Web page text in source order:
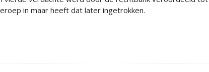
in maar heeft dat later ingetrokken.